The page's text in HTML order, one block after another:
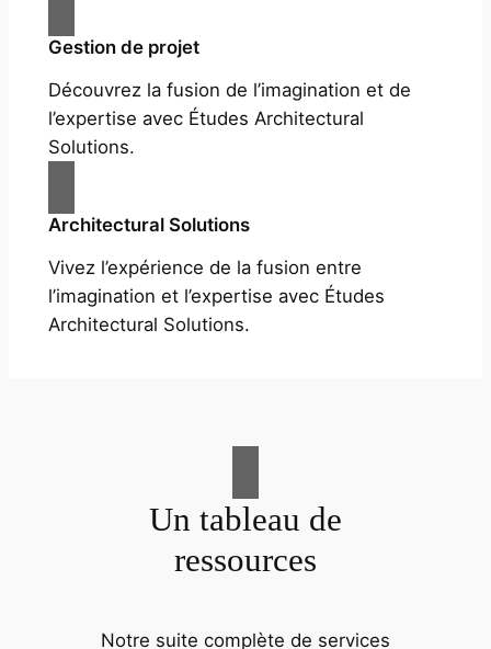
Gestion de projet
Découvrez la fusion de l’imagination et de
l’expertise avec Études Architectural
Solutions.
Architectural Solutions
Vivez l’expérience de la fusion entre
l’imagination et l’expertise avec Études
Architectural Solutions.
Un tableau de
ressources
Notre suite complète de services